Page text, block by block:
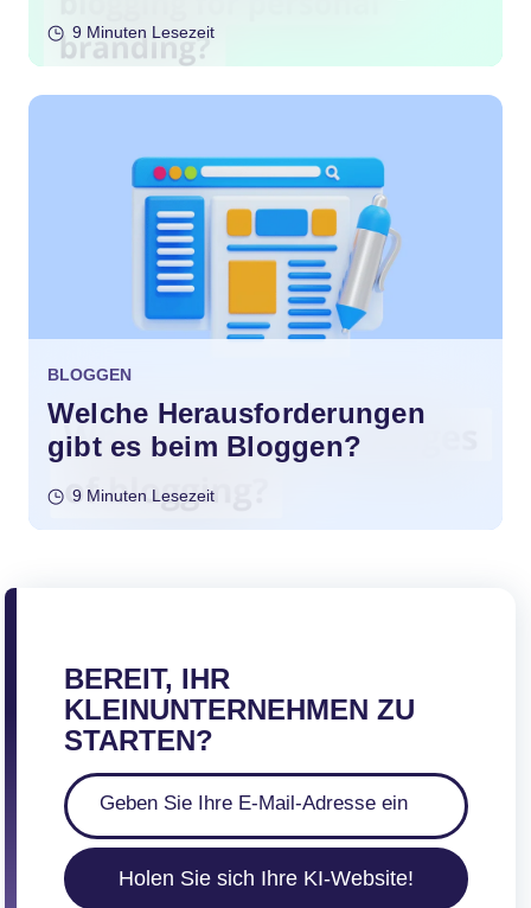
9 Minuten Lesezeit
BLOGGEN
Welche Herausforderungen
gibt es beim Bloggen?
9 Minuten Lesezeit
BEREIT, IHR
KLEINUNTERNEHMEN ZU
STARTEN?
Holen Sie sich Ihre KI-Website!